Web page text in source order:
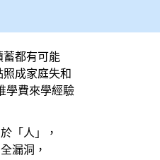
都有可能
成家庭失和
學費來學經驗
「人」，
漏洞，